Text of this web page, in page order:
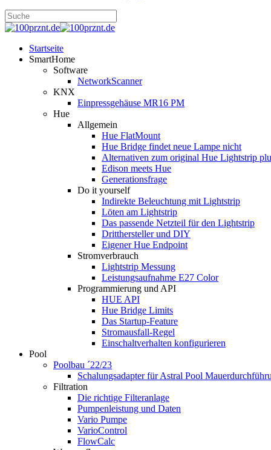
Startseite
SmartHome
Software
NetworkScanner
KNX
Einpressgehäuse MR16 PM
Hue
Allgemein
Hue FlatMount
Hue Bridge findet neue Lampe nicht
Alternativen zum original Hue Lightstrip
Edison meets Hue
Generationsfrage
Do it yourself
Indirekte Beleuchtung mit Lightstrip
Löten am Lightstrip
Das passende Netzteil für den Lightstrip
Dritthersteller und DIY
Eigener Hue Endpoint
Stromverbrauch
Lightstrip Messung
Leistungsaufnahme E27 Color
Programmierung und API
HUE API
Hue Bridge Limits
Das Startup-Feature
Stromausfall-Regel
Einschaltverhalten konfigurieren
Pool
Poolbau ´22/23
Schalungs­adapter für Astral Pool
Filtration
Die richtige Filter­anlage
Pumpenleistung und Daten
Vario Pumpe
Vario­Control
FlowCalc